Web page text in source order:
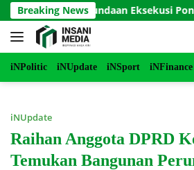
Langsung
ke
konten
Breaking News
Penundaan Eksekusi Ponpes
iNPolitic iNUpdate iNSport iNFinance
iNUpdate
Raihan Anggota DPRD
Temukan Bangunan